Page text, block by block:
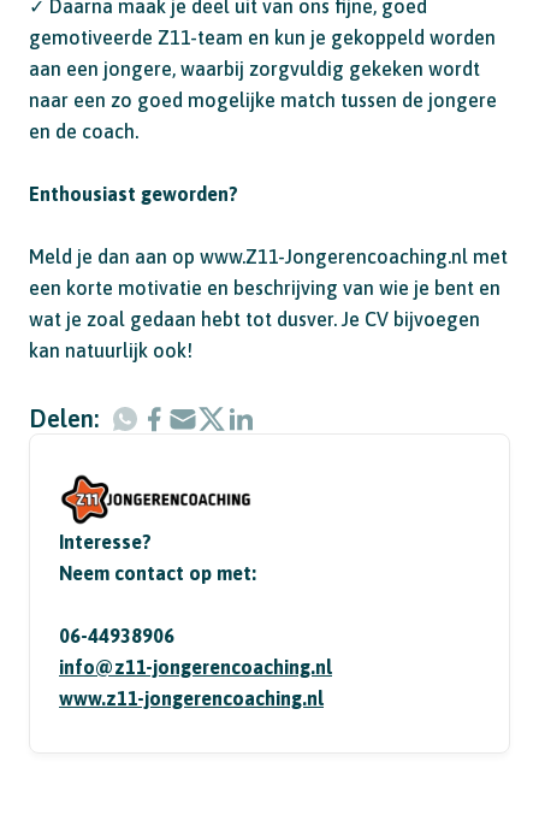
✓ Daarna maak je deel uit van ons fijne, goed
gemotiveerde Z11-team en kun je gekoppeld worden
aan een jongere, waarbij zorgvuldig gekeken wordt
naar een zo goed mogelijke match tussen de jongere
en de coach.
Enthousiast geworden?
Meld je dan aan op www.Z11-Jongerencoaching.nl met
een korte motivatie en beschrijving van wie je bent en
wat je zoal gedaan hebt tot dusver. Je CV bijvoegen
kan natuurlijk ook!
Delen:
Interesse?
Neem contact op met:
06-44938906
info@z11-jongerencoaching.nl
www.z11-jongerencoaching.nl